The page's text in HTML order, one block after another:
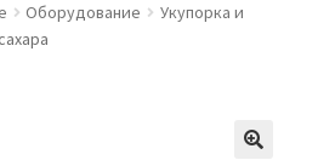
Оборудование
Укупорка и